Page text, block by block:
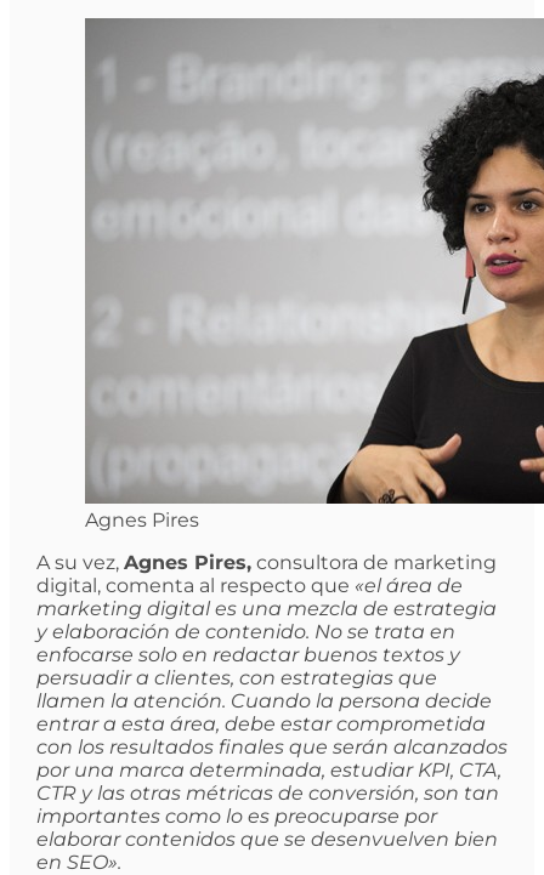
Agnes Pires
A su vez, Agnes Pires,consultora de marketing
digital, comenta al respecto que «el área de
marketing digital es una mezcla de estrategia
y elaboración de contenido. No se trata en
enfocarse solo en redactar buenos textos y
persuadir a clientes, con estrategias que
llamen la atención. Cuando la persona decide
entrar a esta área, debe estar comprometida
con los resultados finales que serán alcanzados
por una marca determinada, estudiar KPI, CTA,
CTR y las otras métricas de conversión, son tan
importantes como lo es preocuparse por
elaborar contenidos que se desenvuelven bien
en SEO».